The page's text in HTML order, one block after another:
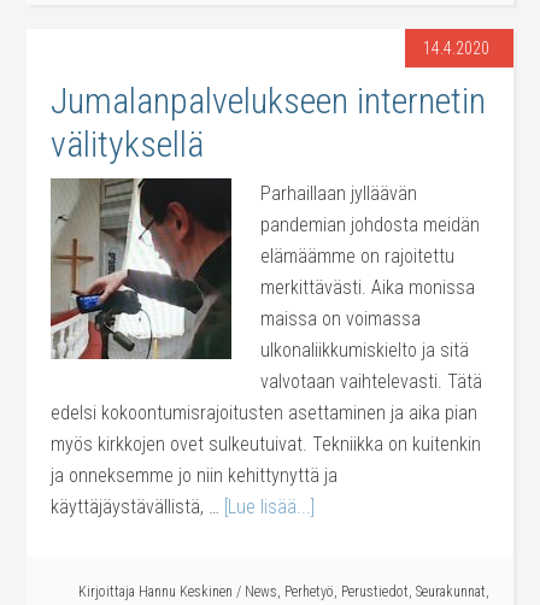
14.4.2020
Jumalanpalvelukseen internetin
välityksellä
Parhaillaan jylläävän
pandemian johdosta meidän
elämäämme on rajoitettu
merkittävästi. Aika monissa
maissa on voimassa
ulkonaliikkumiskielto ja sitä
valvotaan vaihtelevasti. Tätä
edelsi kokoontumisrajoitusten asettaminen ja aika pian
myös kirkkojen ovet sulkeutuivat. Tekniikka on kuitenkin
ja onneksemme jo niin kehittynyttä ja
käyttäjäystävällistä, … [Lue lisää...]
Kirjoittaja Hannu Keskinen / News, Perhetyö, Perustiedot, Seurakunnat,